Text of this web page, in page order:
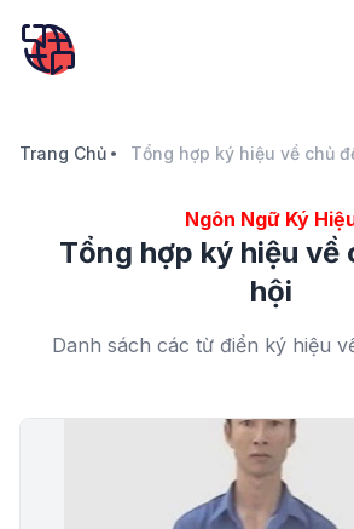
Trang Chủ Tổng hợp ký hiệu về chủ
Ngôn Ngữ Ký
Tổng hợp ký hiệu về
hội
Danh sách các từ điển ký hiệu